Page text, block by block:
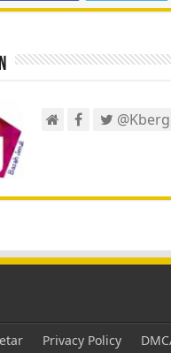
Privacy Policy